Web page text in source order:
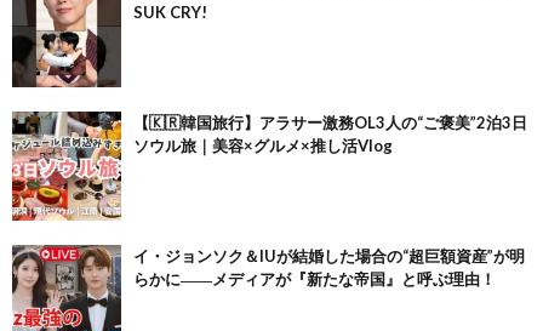
SUK CRY!
【🇰🇷韓国旅行】アラサー激務OL3人の“ご褒美”2泊3日
ソウル旅｜美容×グルメ×推し活Vlog
イ・ジョンソク＆IUが結婚した場合の“超巨額資産”が明
らかに――メディアが『新たな帝国』と呼ぶ理由！